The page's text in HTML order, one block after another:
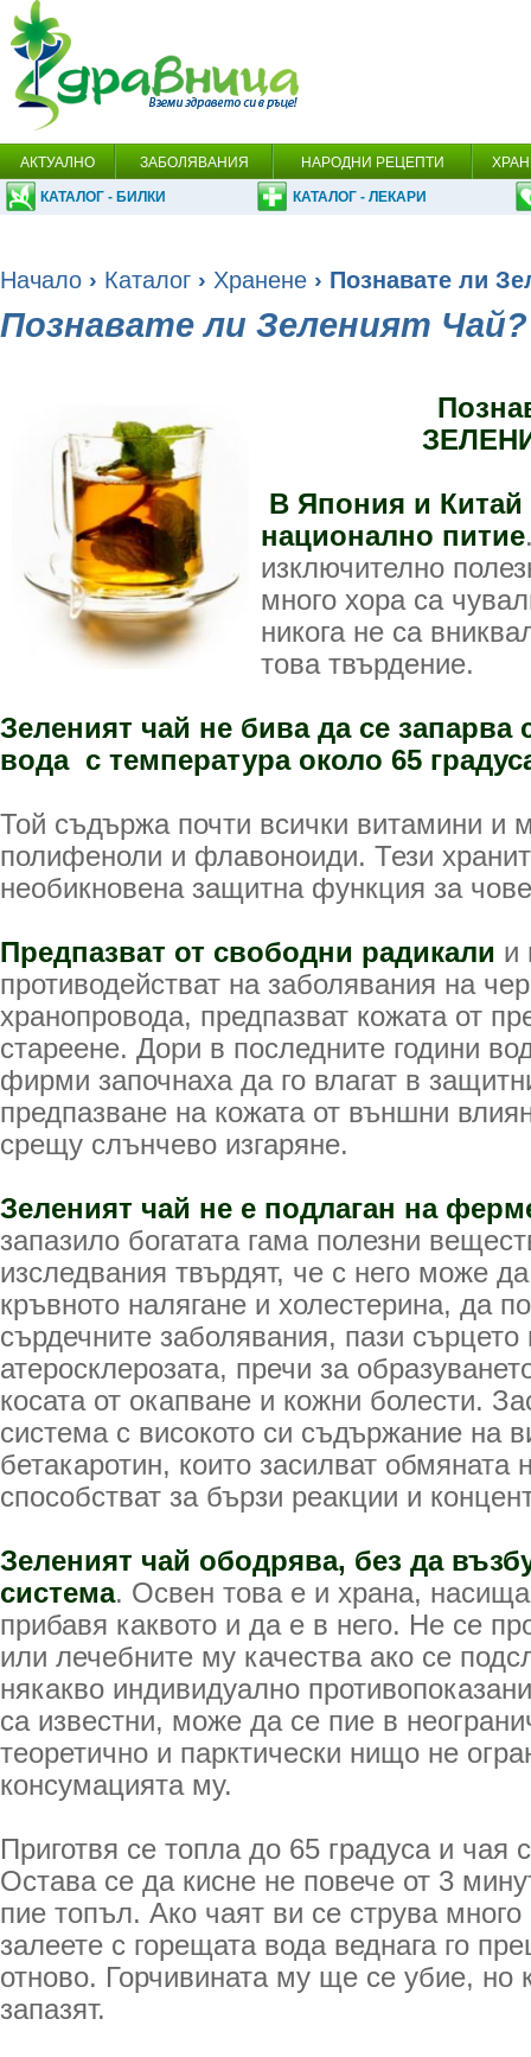
АКТУАЛНО ЗАБОЛЯВАНИЯ НАРОДНИ РЕЦЕПТИ
КАТАЛОГ - БИЛКИ КАТАЛОГ - ЛЕКАРИ
Начало › Каталог › Хранене › Познавате ли
Познавате ли Зеленият Чай?
В Япония и Китай
национално питие
изключително
много хора са
никога не са
това твърдение.
Зеленият чай не бива да се запарва
вода с температура около 65
Той съдържа почти всички витамини и
полифеноли и флавоноиди. Тези
необикновена защитна функция за
Предпазват от свободни радикали и
противодействат на заболявания на
хранопровода, предпазват кожата от
стареене. Дори в последните години
фирми започнаха да го влагат в
предпазване на кожата от външни
срещу слънчево изгаряне.
Зеленият чай не е подлаган на
запазило богатата гама полезни
изследвания твърдят, че с него може
кръвното налягане и холестерина, да
сърдечните заболявания, пази сърцето
атеросклерозата, пречи за
косата от окапване и кожни болести.
система с високото си съдържание на
бетакаротин, които засилват обмяната
способстват за бързи реакции и
Зеленият чай ободрява, без да
система. Освен това е и храна,
прибавя каквото и да е в него. Не се
или лечебните му качества ако се
някакво индивидуално
са известни, може да се пие в
теоретично и парктически нищо не
консумацията му.
Приготвя се топла до 65 градуса и чая
Остава се да кисне не повече от 3
пие топъл. Ако чаят ви се струва много
залеете с горещата вода веднага го
отново. Горчивината му ще се убие, но
запазят.